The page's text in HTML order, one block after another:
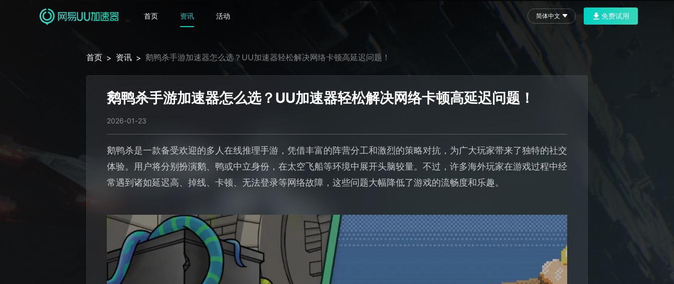
首页 资讯 活动 简体中文 免费试用
首页 > 资讯 > 鹅鸭杀手游加速器怎么选？UU加速器轻松解决网络卡顿高延迟问题！
鹅鸭杀手游加速器怎么选？UU加速器轻松解决网络卡顿高延迟问题！
2026-01-23
鹅鸭杀是一款备受欢迎的多人在线推理手游，凭借丰富的阵营分工和激烈的策略对抗，为广大玩家带来了独特的社交
体验。用户将分别扮演鹅、鸭或中立身份，在太空飞船等环境中展开头脑较量。不过，许多海外玩家在游戏过程中经
常遇到诸如延迟高、掉线、卡顿、无法登录等网络故障，这些问题大幅降低了游戏的流畅度和乐趣。